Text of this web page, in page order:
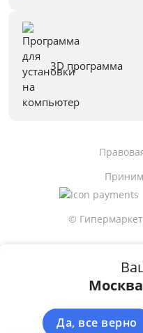
файлов вашего браузера с
на основе вашихДа, все верно
3D программа
©